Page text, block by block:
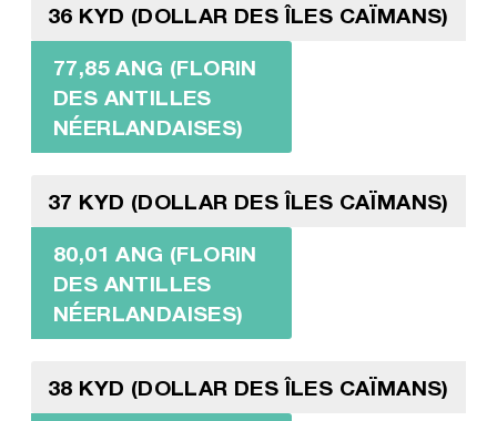
36 KYD (DOLLAR DES ÎLES CAÏMANS)
77,85 ANG (FLORIN
DES ANTILLES
NÉERLANDAISES)
37 KYD (DOLLAR DES ÎLES CAÏMANS)
80,01 ANG (FLORIN
DES ANTILLES
NÉERLANDAISES)
38 KYD (DOLLAR DES ÎLES CAÏMANS)